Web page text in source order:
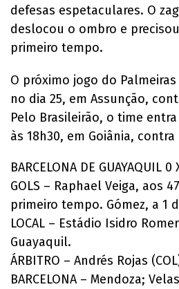
defesas espetaculares. O
deslocou o ombro e
primeiro tempo.
O próximo jogo do
no dia 25, em Assunção,
Pelo Brasileirão, o time
às 18h30, em Goiânia, contra
BARCELONA DE GUAYAQUIL 0
GOLS – Raphael Veiga, aos
primeiro tempo. Gómez, a 1
LOCAL – Estádio Isidro
Guayaquil.
ÁRBITRO – Andrés Rojas
BARCELONA – Mendoza;